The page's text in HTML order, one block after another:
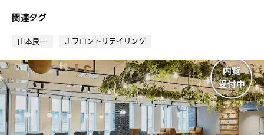
ー
ク
関連タグ
山本良一 J.フロントリテイリング